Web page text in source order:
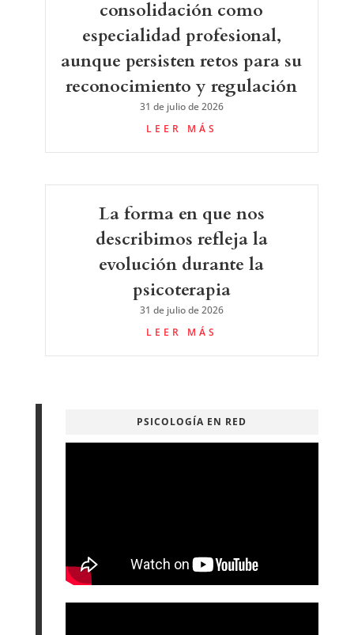
consolidación como
especialidad profesional,
aunque persisten retos para su
reconocimiento y regulación
31 de julio de 2026
LEER MÁS
La forma en que nos
describimos refleja la
evolución durante la
psicoterapia
31 de julio de 2026
LEER MÁS
PSICOLOGÍA EN RED